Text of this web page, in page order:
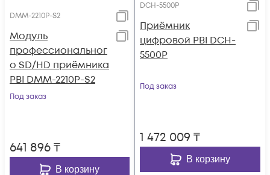
DMM-2210P-S2
Модуль
профессиональног
о SD/HD приёмника
PBI DMM-2210P-S2
Под заказ
641 896₸
В корзину
DCH-5500P
Приёмник
цифровой PBI DCH-
5500P
Под заказ
1 472 009 ₸
В корзину